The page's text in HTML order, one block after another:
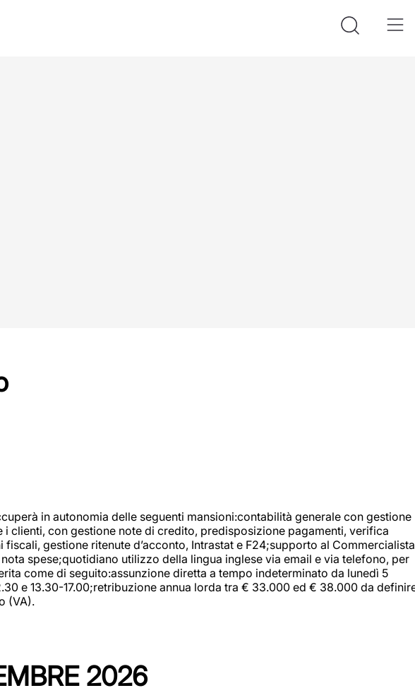
in autonomia delle seguenti mansioni:contabilità generale con gestione
con gestione note di credito, predisposizione pagamenti, verifica
gestione ritenute d’acconto, Intrastat e F24;supporto al Commercialista
spese;quotidiano utilizzo della lingua inglese via email e via telefono, per
come di seguito:assunzione diretta a tempo indeterminato da lunedì 5
e 13.30-17.00;retribuzione annua lorda tra € 33.000 ed € 38.000 da
(VA).
2026